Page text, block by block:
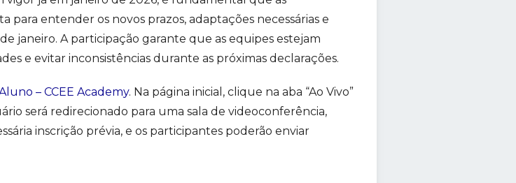
entender os novos prazos, adaptações necessárias e
janeiro. A participação garante que as equipes estejam
e evitar inconsistências durante as próximas declarações.
– CCEE Academy. Na página inicial, clique na aba “Ao Vivo”
será redirecionado para uma sala de videoconferência,
inscrição prévia, e os participantes poderão enviar